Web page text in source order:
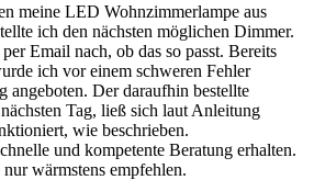
meine LED Wohnzimmerlampe aus
ich den nächsten möglichen Dimmer.
Email nach, ob das so passt. Bereits
ich vor einem schweren Fehler
angeboten. Der daraufhin bestellte
Tag, ließ sich laut Anleitung
wie beschrieben.
und kompetente Beratung erhalten.
wärmstens empfehlen.